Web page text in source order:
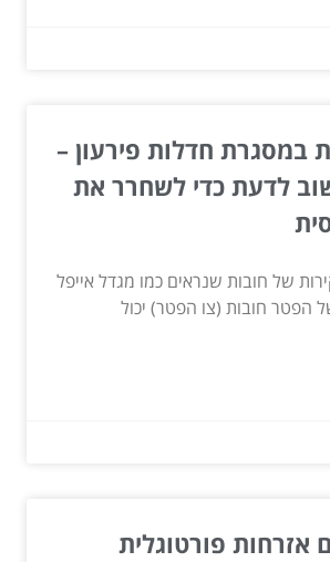
במסגרת חדלות פירעון –
לדעת כדי לשחרר את
של חובות שנראים כמו מגדל אייפל
הפטר חובות (צו הפטר) יכול
אזרחות פורטוגלית